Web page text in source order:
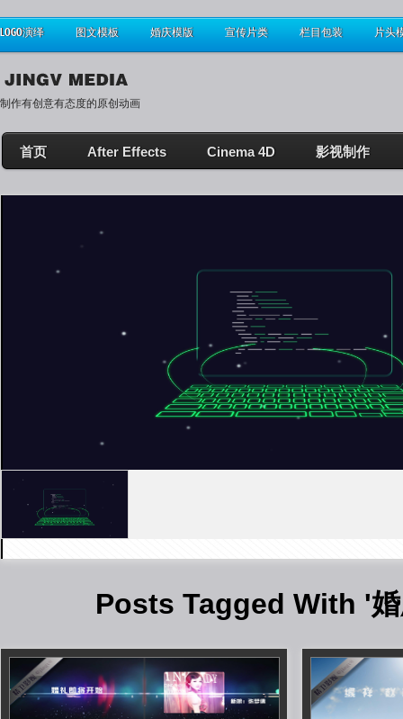
LOGO演绎 图文模板 婚庆模版 宣传片类 栏目包装 片头
制作有创意有态度的原创动画
首页 After Effects Cinema 4D 影视制作
Posts Tagged With '